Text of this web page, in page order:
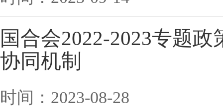
国合会2022-2023专题
协同机制
时间：2023-08-28